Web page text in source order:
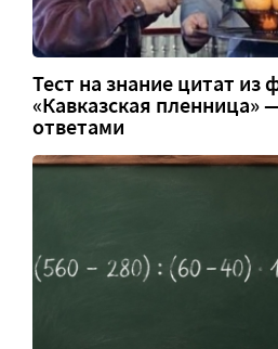
Тест на знание цитат из
«Кавказская пленница»
ответами